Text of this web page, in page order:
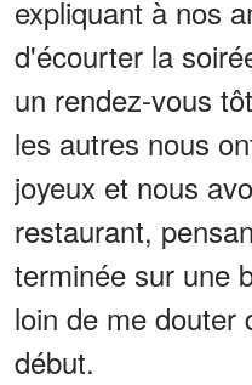
expliquant à nos
d'écourter la
un rendez-vous
les autres nous
joyeux et nous
restaurant,
terminée sur une
loin de me douter
début.